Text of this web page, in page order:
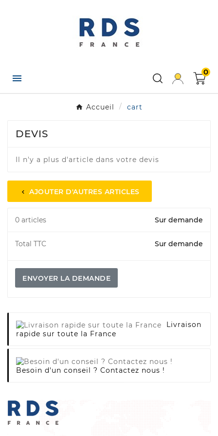

0
Accueil cart
DEVIS
Il n'y a plus d'article dans votre devis
chevron_left AJOUTER D'AUTRES ARTICLES
0 articles Sur demande
Total TTC Sur demande
ENVOYER LA DEMANDE
Livraison
rapide sur toute la France
Besoin d'un conseil ? Contactez nous !
Créer une liste d'envies
Nom de la liste d'envies